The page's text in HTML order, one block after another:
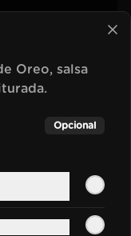
hecha con
y salsa de
Oreo, salsa
Opcional